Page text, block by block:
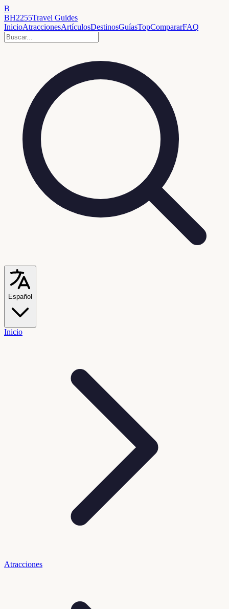
B
BH2255Travel Guides
InicioAtraccionesArtículosDestinosGuíasTopCompararFAQ
Español
Inicio
Atracciones